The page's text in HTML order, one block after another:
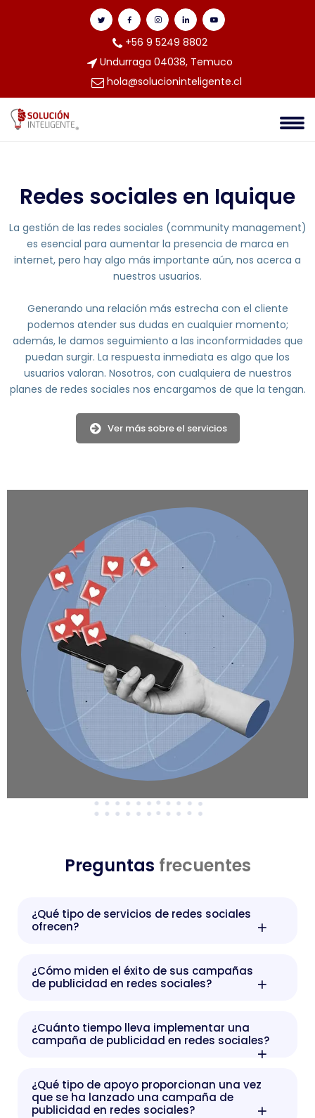
+56 9 5249 8802
Undurraga 04038, Temuco
hola@solucioninteligente.cl
Redes sociales en Iquique
La gestión de las redes sociales (community management)
es esencial para aumentar la presencia de marca en
internet, pero hay algo más importante aún, nos acerca a
nuestros usuarios.
Generando una relación más estrecha con el cliente
podemos atender sus dudas en cualquier momento;
además, le damos seguimiento a las inconformidades que
puedan surgir. La respuesta inmediata es algo que los
usuarios valoran. Nosotros, con cualquiera de nuestros
planes de redes sociales nos encargamos de que la tengan.
Ver más sobre el servicios
Preguntas frecuentes
¿Qué tipo de servicios de redes sociales
ofrecen?
¿Cómo miden el éxito de sus campañas
de publicidad en redes sociales?
¿Cuánto tiempo lleva implementar una
campaña de publicidad en redes sociales?
¿Qué tipo de apoyo proporcionan una vez
que se ha lanzado una campaña de
publicidad en redes sociales?